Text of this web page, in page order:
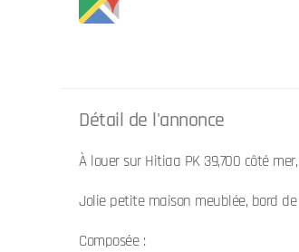
Détail de l'annonce
À louer sur Hitiaa PK 39,700 côté
Jolie petite maison meublée, bord
Composée :